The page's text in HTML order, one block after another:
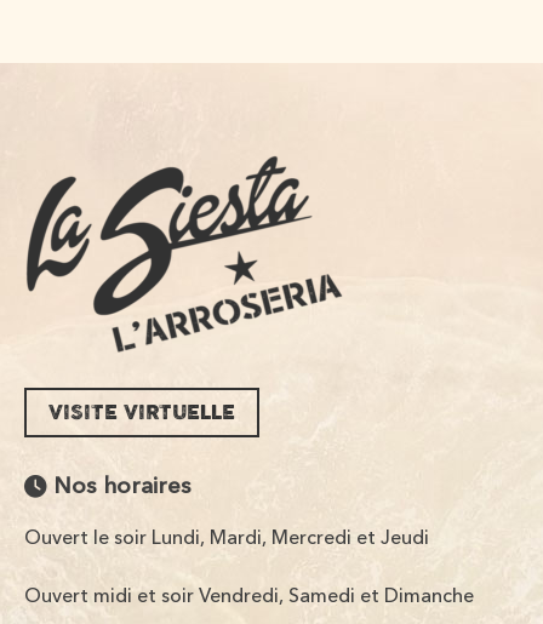
VISITE VIRTUELLE
Nos horaires
Ouvert le soir Lundi, Mardi, Mercredi et Jeudi
Ouvert midi et soir Vendredi, Samedi et Dimanche